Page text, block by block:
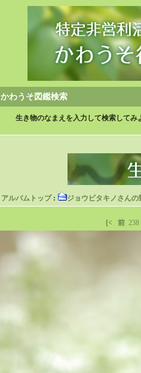
かわうそ図鑑検索
生き物のなまえを入力して検索して
アルバムトップ: ジョウビタキノさんの
[< 前 238